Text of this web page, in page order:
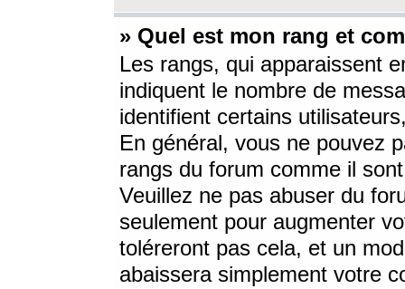
» Quel est mon rang et
Les rangs, qui apparaissent
indiquent le nombre de
identifient certains
En général, vous ne pouvez
rangs du forum comme il
Veuillez ne pas abuser du
seulement pour augmenter
toléreront pas cela, et un
abaissera simplement votre